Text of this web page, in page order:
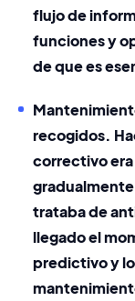
flujo de
funciones y
de que es
recogidos.
correctivo era
trataba de
llegado el